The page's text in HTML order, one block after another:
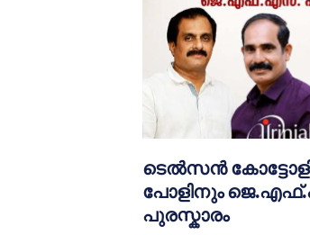
ടെൽസൻ
പോളിനും
പുരസ്കാരം